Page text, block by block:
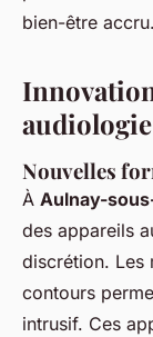
bien-être accru.
audiologie
Nouvelles
À Aulnay-
des appareils
discrétion. Les
contours
intrusif. Ces